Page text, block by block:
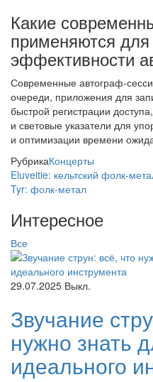
Какие
применяются
эффективности
Современные автограф-
очереди, приложения для
быстрой регистрации
и световые указатели для
и оптимизации времени
РубрикаКонцерты
Eluveitie: кельтский фолк-
Tyr: фолк-метал
Интересное
Все
29.07.2025 Выкл.
Звучание
нужно знать
идеального